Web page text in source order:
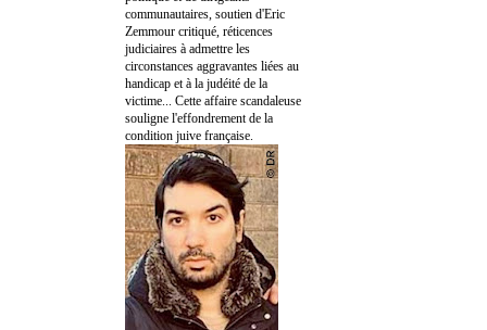
communautaires, soutien d'Eric
Zemmour critiqué, réticences
judiciaires à admettre les
circonstances aggravantes liées au
handicap et à la judéité de la
victime... Cette affaire scandaleuse
souligne l'effondrement de la
condition juive française.